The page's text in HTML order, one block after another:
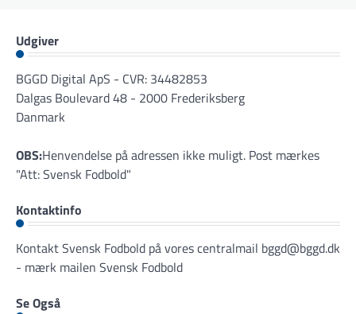
Udgiver
BGGD Digital ApS - CVR: 34482853
Dalgas Boulevard 48 - 2000 Frederiksberg
Danmark
OBS:Henvendelse på adressen ikke muligt. Post mærkes
"Att: Svensk Fodbold"
Kontaktinfo
Kontakt Svensk Fodbold på vores centralmail bggd@bggd.dk
- mærk mailen Svensk Fodbold
Se Også